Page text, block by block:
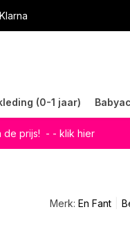
(0-1 jaar)
de prijs! - - klik hier
Merk: En Fant